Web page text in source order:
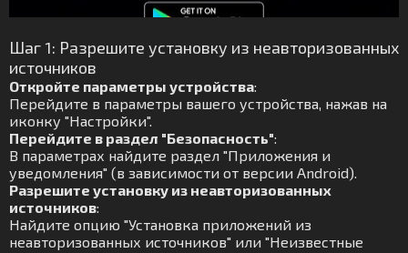
Шаг 1: Разрешите установку из неавторизованных
источников
Откройте параметры устройства:
Перейдите в параметры вашего устройства, нажав на
иконку "Настройки".
Перейдите в раздел "Безопасность":
В параметрах найдите раздел "Приложения и
уведомления" (в зависимости от версии Android).
Разрешите установку из неавторизованных
источников:
Найдите опцию "Установка приложений из
неавторизованных источников" или "Неизвестные